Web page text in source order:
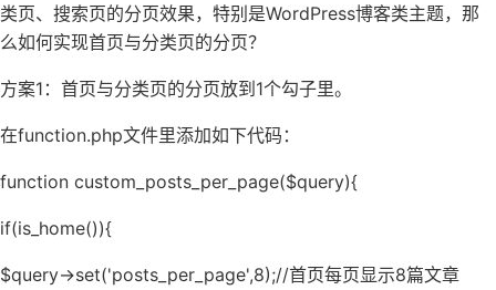
类页、搜索页的分页效果，特别是WordPress博客类主题，那
么如何实现首页与分类页的分页？
方案1：首页与分类页的分页放到1个勾子里。
在function.php文件里添加如下代码：
function custom_posts_per_page($query){
if(is_home()){
$query->set('posts_per_page',8);//首页每页显示8篇文章